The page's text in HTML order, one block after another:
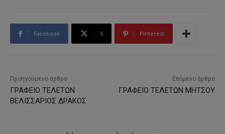
Facebook X Pinterest
Προηγούμενο άρθρο
ΓΡΑΦΕΙΟ ΤΕΛΕΤΩΝ
ΒΕΛΙΣΣΑΡΙΟΣ ΔΡΑΚΟΣ
Επόμενο άρθρο
ΓΡΑΦΕΙΟ ΤΕΛΕΤΩΝ ΜΗΤΣΟΥ